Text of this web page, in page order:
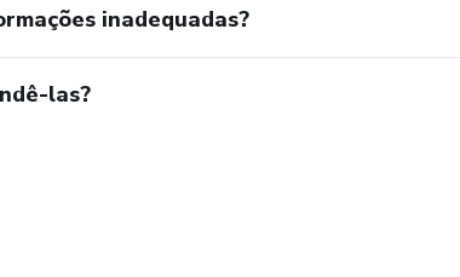
inadequadas?
las?